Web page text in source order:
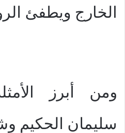
الخارج ويطفئ
ومن أبرز
سليمان الحكيم